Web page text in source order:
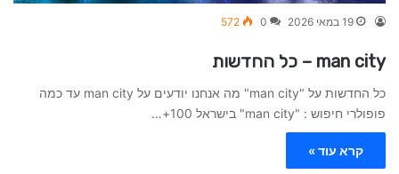
19 במאי 2026 0
572
man city – כל החדשות
כל החדשות על "man city" מה אנחנו יודעים על man city עד כמה
פופולרי חיפוש : "man city" בישראל 100+…
קרא עוד »